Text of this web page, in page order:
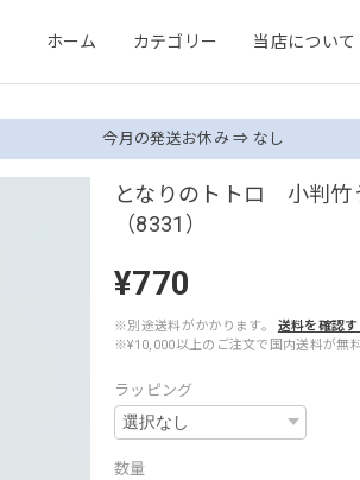
ホーム カテゴリー 当店について
今月の発送お休み ⇒ なし
となりのトトロ 小判
（8331）
¥770
※別途送料がかかります。
送料を確認す
※¥10,000以上のご注文で国内送料が無料
ラッピング
数量